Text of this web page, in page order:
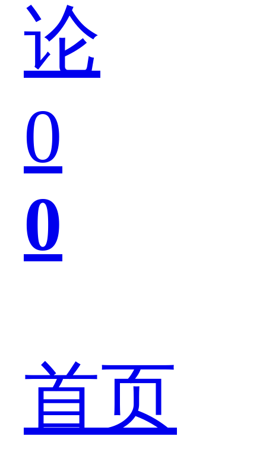
竟
8
日
凌
论
0
0
首页